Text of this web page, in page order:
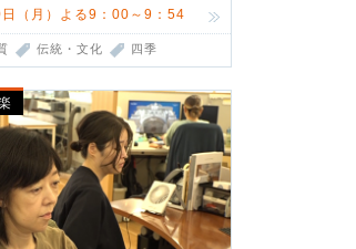
（月）よる9：00～9：54
伝統・文化 四季